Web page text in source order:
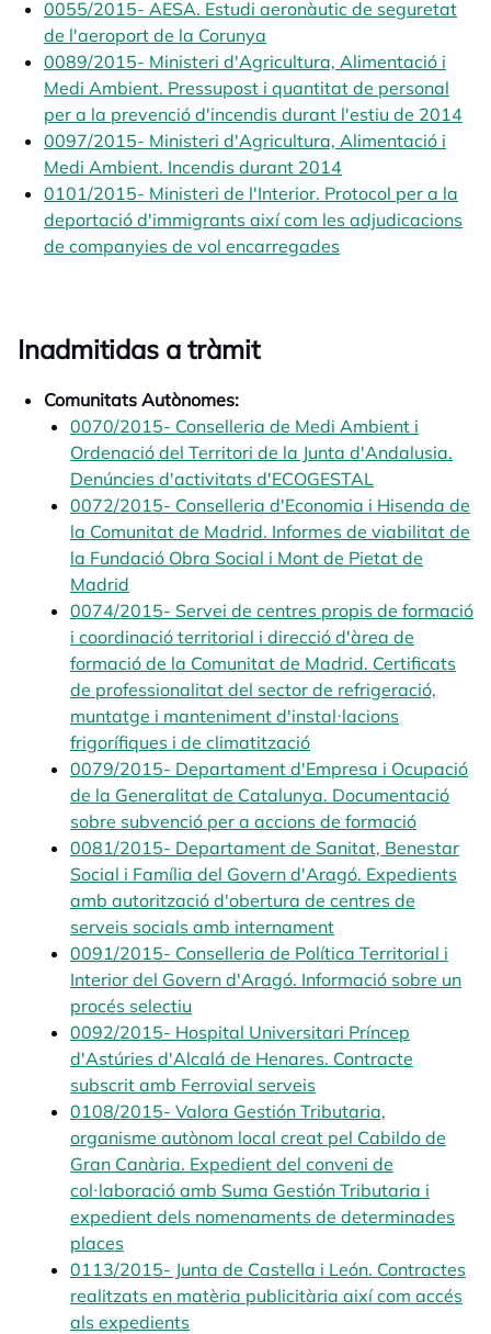
0055/2015- AESA. Estudi aeronàutic de seguretat
de l'aeroport de la Corunya
0089/2015- Ministeri d'Agricultura, Alimentació i
Medi Ambient. Pressupost i quantitat de personal
per a la prevenció d'incendis durant l'estiu de 2014
0097/2015- Ministeri d'Agricultura, Alimentació i
Medi Ambient. Incendis durant 2014
0101/2015- Ministeri de l'Interior. Protocol per a la
deportació d'immigrants així com les adjudicacions
de companyies de vol encarregades
Inadmitidas a tràmit
Comunitats Autònomes:
0070/2015- Conselleria de Medi Ambient i
Ordenació del Territori de la Junta d'Andalusia.
Denúncies d'activitats d'ECOGESTAL
0072/2015- Conselleria d'Economia i Hisenda de
la Comunitat de Madrid. Informes de viabilitat de
la Fundació Obra Social i Mont de Pietat de
Madrid
0074/2015- Servei de centres propis de formació
i coordinació territorial i direcció d'àrea de
formació de la Comunitat de Madrid. Certificats
de professionalitat del sector de refrigeració,
muntatge i manteniment d'instal·lacions
frigorífiques i de climatització
0079/2015- Departament d'Empresa i Ocupació
de la Generalitat de Catalunya. Documentació
sobre subvenció per a accions de formació
0081/2015- Departament de Sanitat, Benestar
Social i Família del Govern d'Aragó. Expedients
amb autorització d'obertura de centres de
serveis socials amb internament
0091/2015- Conselleria de Política Territorial i
Interior del Govern d'Aragó. Informació sobre un
procés selectiu
0092/2015- Hospital Universitari Príncep
d'Astúries d'Alcalá de Henares. Contracte
subscrit amb Ferrovial serveis
0108/2015- Valora Gestión Tributaria,
organisme autònom local creat pel Cabildo de
Gran Canària. Expedient del conveni de
col·laboració amb Suma Gestión Tributaria i
expedient dels nomenaments de determinades
places
0113/2015- Junta de Castella i León. Contractes
realitzats en matèria publicitària així com accés
als expedients